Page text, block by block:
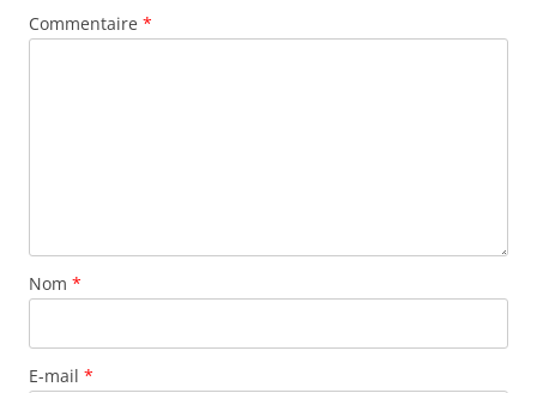
Commentaire *
Nom *
E-mail *